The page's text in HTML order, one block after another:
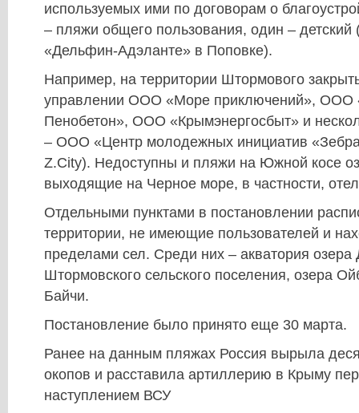
используемых ими по договорам о
– пляжи общего пользования, один – детский
«Дельфин-Адэланте» в Поповке).
Например, на территории Штормового
управлении ООО «Море приключений», ООО
Пенобетон», ООО «Крымэнергосбыт» и
– ООО «Центр молодежных инициатив
Z.City). Недоступны и пляжи на Южной косе
выходящие на Черное море, в частности,
Отдельными пунктами в постановлении
территории, не имеющие пользователей и
пределами сел. Среди них – акватория озера
Штормовского сельского поселения, озера
Байчи.
Постановление было принято еще 30 марта.
Ранее на данным пляжах Россия вырыла
окопов и расставила артиллерию в Крыму
наступлением ВСУ